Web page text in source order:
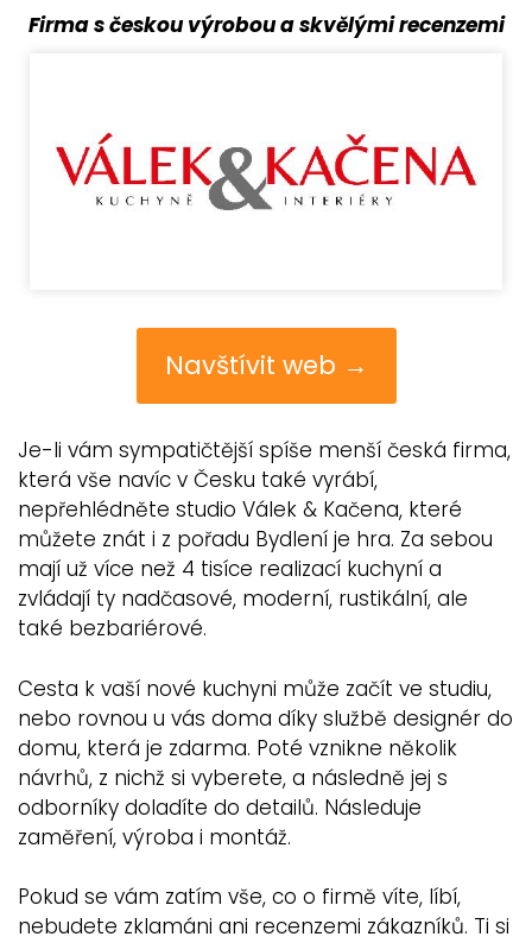
Firma s českou výrobou a skvělými recenzemi
Navštívit web →
Je-li vám sympatičtější spíše menší česká firma,
která vše navíc v Česku také vyrábí,
nepřehlédněte studio Válek & Kačena, které
můžete znát i z pořadu Bydlení je hra. Za sebou
mají už více než 4 tisíce realizací kuchyní a
zvládají ty nadčasové, moderní, rustikální, ale
také bezbariérové.
Cesta k vaší nové kuchyni může začít ve studiu,
nebo rovnou u vás doma díky službě designér do
domu, která je zdarma. Poté vznikne několik
návrhů, z nichž si vyberete, a následně jej s
odborníky doladíte do detailů. Následuje
zaměření, výroba i montáž.
Pokud se vám zatím vše, co o firmě víte, líbí,
nebudete zklamáni ani recenzemi zákazníků. Ti si